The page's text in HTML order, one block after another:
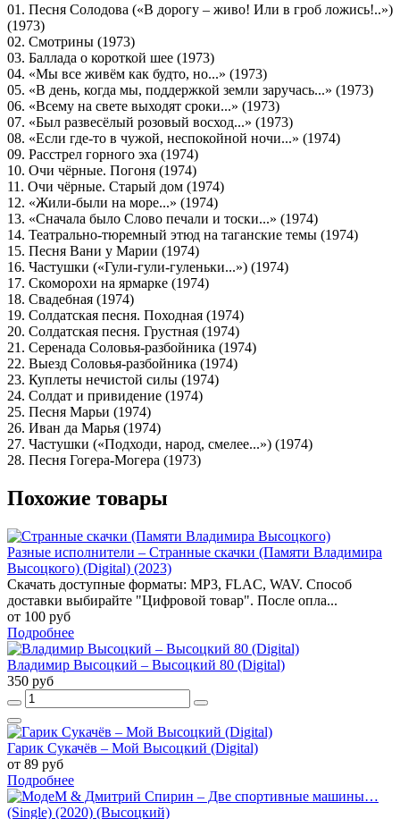
01. Песня Солодова («В дорогу – живо! Или в гроб ложись!..»)
(1973)
02. Смотрины (1973)
03. Баллада о короткой шее (1973)
04. «Мы все живём как будто, но...» (1973)
05. «В день, когда мы, поддержкой земли заручась...» (1973)
06. «Всему на свете выходят сроки...» (1973)
07. «Был развесёлый розовый восход...» (1973)
08. «Если где-то в чужой, неспокойной ночи...» (1974)
09. Расстрел горного эха (1974)
10. Очи чёрные. Погоня (1974)
11. Очи чёрные. Старый дом (1974)
12. «Жили-были на море...» (1974)
13. «Сначала было Слово печали и тоски...» (1974)
14. Театрально-тюремный этюд на таганские темы (1974)
15. Песня Вани у Марии (1974)
16. Частушки («Гули-гули-гуленьки...») (1974)
17. Скоморохи на ярмарке (1974)
18. Свадебная (1974)
19. Солдатская песня. Походная (1974)
20. Солдатская песня. Грустная (1974)
21. Серенада Соловья-разбойника (1974)
22. Выезд Соловья-разбойника (1974)
23. Куплеты нечистой силы (1974)
24. Солдат и привидение (1974)
25. Песня Марьи (1974)
26. Иван да Марья (1974)
27. Частушки («Подходи, народ, смелее...») (1974)
28. Песня Гогера-Могера (1973)
Похожие товары
Разные исполнители – Странные скачки (Памяти Владимира
Высоцкого) (Digital) (2023)
Скачать доступные форматы: MP3, FLAC, WAV. Способ
доставки выбирайте "Цифровой товар". После опла...
от 100 руб
Подробнее
Владимир Высоцкий – Высоцкий 80 (Digital)
350 руб
Гарик Сукачёв – Мой Высоцкий (Digital)
от 89 руб
Подробнее